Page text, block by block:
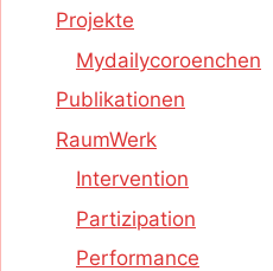
Projekte
Mydailycoroenchen
Publikationen
RaumWerk
Intervention
Partizipation
Performance